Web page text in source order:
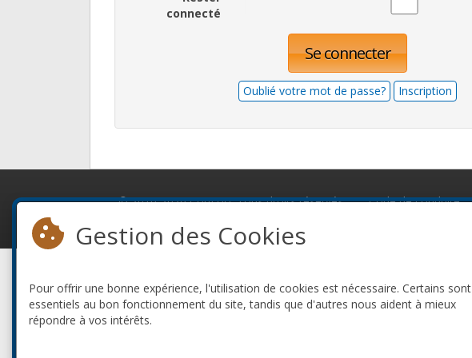
connecté
Se connecter
Oublié votre mot de passe? Inscription
© 2010-2026 ConFoo. Tous droits réservés. Code de conduite
Gestion des Cookies
Pour offrir une bonne expérience, l'utilisation de cookies est nécessaire. Certains sont
essentiels au bon fonctionnement du site, tandis que d'autres nous aident à mieux
répondre à vos intérêts.